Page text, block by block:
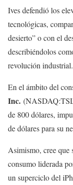
Ives defendió los
tecnológicas,
desierto” o con el
describiéndolos
revolución industrial.
En el ámbito del
Inc.
de 800 dólares,
de dólares para su
Asimismo, cree que
consumo liderada
un superciclo del